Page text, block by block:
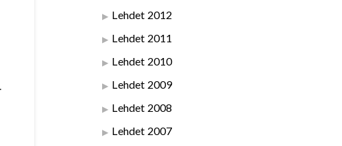
Lehdet 2012
Lehdet 2011
Lehdet 2010
Lehdet 2009
Lehdet 2008
Lehdet 2007